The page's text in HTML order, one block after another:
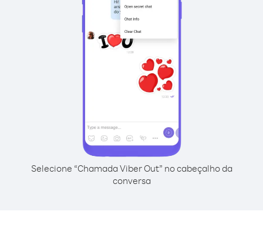
Selecione “Chamada Viber Out” no cabeçalho da
conversa